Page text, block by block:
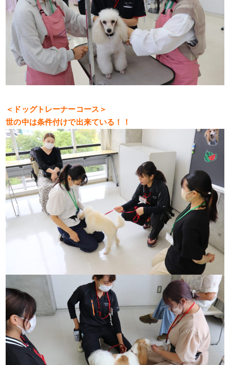
＜ドッグトレーナーコース＞
世の中は条件付けで出来ている！！